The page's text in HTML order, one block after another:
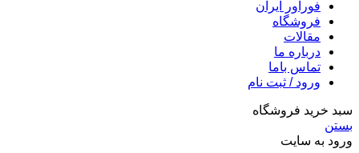
فوراور ایران
فروشگاه
مقالات
درباره ما
تماس باما
ورود / ثبت نام
سبد خرید فروشگاه
بستن
ورود به سایت